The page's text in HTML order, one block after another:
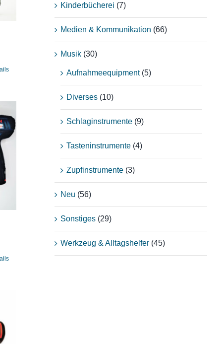
Kinderbücherei (7)
Medien & Kommunikation (66)
Musik (30)
Aufnahmeequipment (5)
Diverses (10)
Schlaginstrumente (9)
Tasteninstrumente (4)
Zupfinstrumente (3)
Neu (56)
Sonstiges (29)
Werkzeug & Alltagshelfer (45)